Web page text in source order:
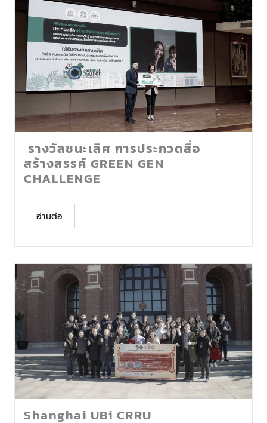
รางวัลชนะเลิศ การประกวดสื่อ
สร้างสรรค์ GREEN GEN
CHALLENGE
อ่านต่อ
Shanghai UBi CRRU